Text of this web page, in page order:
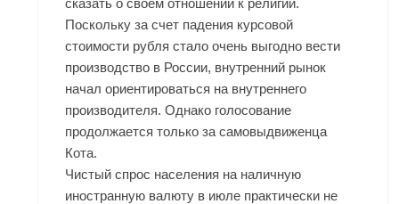
Поскольку за счет падения курсовой
стоимости рубля стало очень выгодно вести
производство в России, внутренний рынок
начал ориентироваться на внутреннего
производителя. Однако голосование
продолжается только за самовыдвиженца
Кота.
Чистый спрос населения на наличную
иностранную валюту в июле практически не